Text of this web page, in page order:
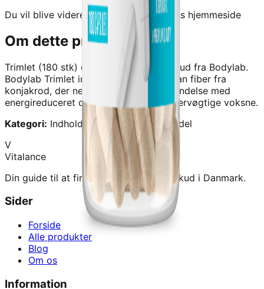
Du vil blive videresendt til forhandlerens hjemmeside
Om dette produkt
Trimlet (180 stk) er et kvalitetskosttilskud fra Bodylab.
Bodylab Trimlet indeholder glucomannan fiber fra
konjakrod, der nedsøtter vøgten i forbindelse med
energireduceret diøt og motion hos overvøgtige voksne.
Kategori: Indhold › Guides › Slankemiddel
V
Vitalance
Din guide til at finde de bedste kosttilskud i Danmark.
Sider
Forside
Alle produkter
Blog
Om os
Information